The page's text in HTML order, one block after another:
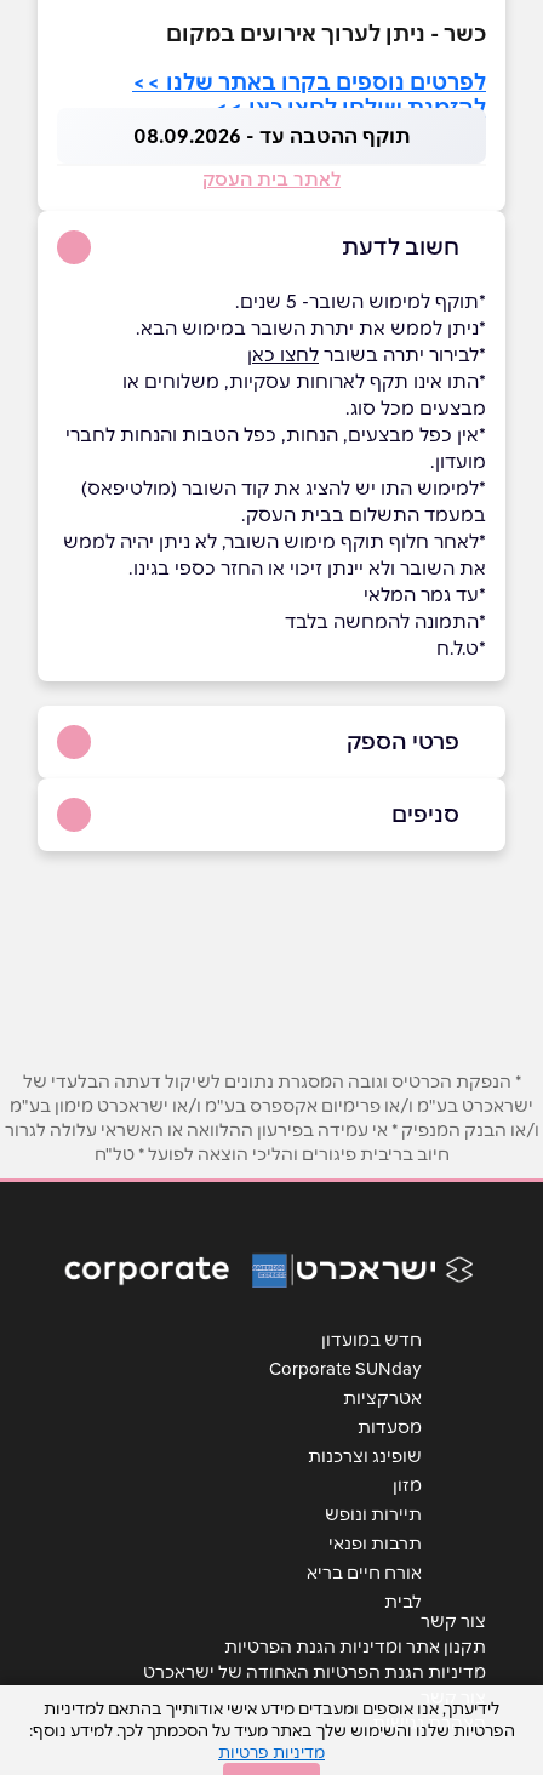
כשר - ניתן לערוך אירועים במקום
לפרטים נוספים בקרו באתר שלנו >>
להזמנת שולחן לחצו כאן >>
תוקף ההטבה עד - 08.09.2026
לאתר בית העסק
חשוב לדעת
*תוקף למימוש השובר- 5 שנים.
*ניתן לממש את יתרת השובר במימוש הבא.
*לבירור יתרה בשובר לחצו כאן
*התו אינו תקף לארוחות עסקיות, משלוחים או
מבצעים מכל סוג.
*אין כפל מבצעים, הנחות, כפל הטבות והנחות לחברי
מועדון.
*למימוש התו יש להציג את קוד השובר (מולטיפאס)
במעמד התשלום בבית העסק.
*לאחר חלוף תוקף מימוש השובר, לא ניתן יהיה לממש
את השובר ולא יינתן זיכוי או החזר כספי בגינו.
*עד גמר המלאי
*התמונה להמחשה בלבד
*ט.ל.ח
פרטי הספק
באתר בפייסבוק
אימייל*
אנא חזרו אלי בקשר ל...
סניפים
* הנפקת הכרטיס וגובה המסגרת נתונים לשיקול דעתה הבלעדי של
ישראכרט בע"מ ו/או פרימיום אקספרס בע"מ ו/או ישראכרט מימון בע"מ
ו/או הבנק המנפיק * אי עמידה בפירעון ההלוואה או האשראי עלולה לגרור
חיוב בריבית פיגורים והליכי הוצאה לפועל * טל"ח
חדש במועדון
Corporate SUNday
אטרקציות
מסעדות
שופינג וצרכנות
מזון
תיירות ונופש
תרבות ופנאי
אורח חיים בריא
לבית
צור קשר
תקנון אתר ומדיניות הגנת הפרטיות
מדיניות הגנת הפרטיות האחודה של ישראכרט
הצהרת נגישות
לידיעתך, אנו אוספים ומעבדים מידע אישי אודותייך בהתאם למדיניות
הפרטיות שלנו והשימוש שלך באתר מעיד על הסכמתך לכך. למידע נוסף:
מדיניות פרטיות